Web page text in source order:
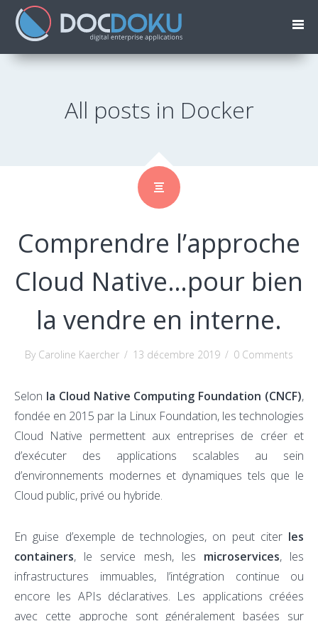
All posts in Docker
Comprendre l’approche
Cloud Native…pour bien
la vendre en interne.
By Caroline Kaercher / 13 décembre 2019 / 0 Comments
Selon la Cloud Native Computing Foundation (CNCF),
fondée en 2015 par la Linux Foundation, les technologies
Cloud Native permettent aux entreprises de créer et
d’exécuter des applications scalables au sein
d’environnements modernes et dynamiques tels que le
Cloud public, privé ou hybride.
En guise d’exemple de technologies, on peut citer les
containers, le service mesh, les microservices, les
infrastructures immuables, l’intégration continue ou
encore les APIs déclaratives. Les applications créées
avec cette approche sont généralement basées sur